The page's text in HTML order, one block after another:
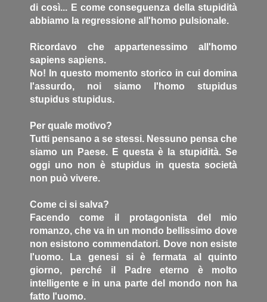
di così... E come conseguenza della stupidità
abbiamo la regressione all'homo pulsionale.
Ricordavo che appartenessimo all'homo
sapiens sapiens.
No! In questo momento storico in cui domina
l'assurdo, noi siamo l'homo stupidus
stupidus stupidus.
Per quale motivo?
Tutti pensano a se stessi. Nessuno pensa che
siamo un Paese. E questa è la stupidità. Se
oggi uno non è stupidus in questa società
non può vivere.
Come ci si salva?
Facendo come il protagonista del mio
romanzo, che va in un mondo bellissimo dove
non esistono commendatori. Dove non esiste
l'uomo. La genesi si è fermata al quinto
giorno, perché il Padre eterno è molto
intelligente e in una parte del mondo non ha
fatto l'uomo.